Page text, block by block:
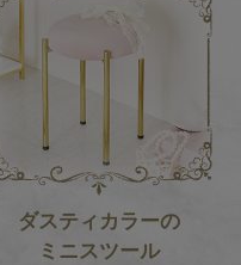
ダスティカラーの
ミニスツール